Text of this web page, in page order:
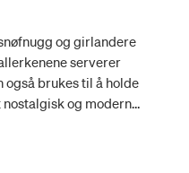
og girlandere
serverer
brukes til å holde
og moderne
du dekker